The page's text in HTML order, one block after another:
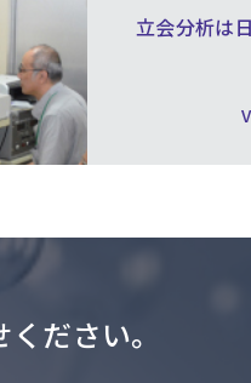
立会分析は
ださい。